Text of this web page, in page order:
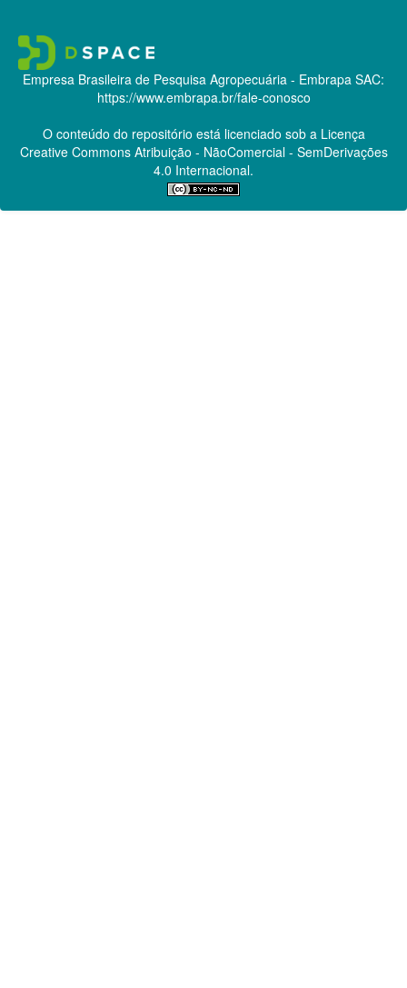
Empresa Brasileira de Pesquisa Agropecuária - Embrapa SAC:
https://www.embrapa.br/fale-conosco
O conteúdo do repositório está licenciado sob a Licença
Creative CommonsAtribuição - NãoComercial - SemDerivações
4.0 Internacional.